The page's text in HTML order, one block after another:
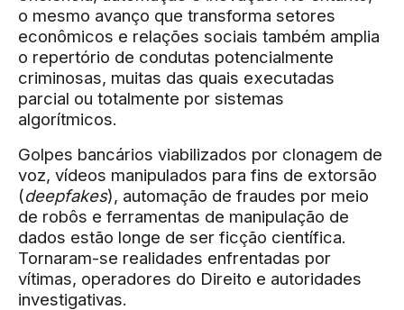
o mesmo avanço que transforma setores
econômicos e relações sociais também amplia
o repertório de condutas potencialmente
criminosas, muitas das quais executadas
parcial ou totalmente por sistemas
algorítmicos.
Golpes bancários viabilizados por clonagem de
voz, vídeos manipulados para fins de extorsão
(deepfakes), automação de fraudes por meio
de robôs e ferramentas de manipulação de
dados estão longe de ser ficção científica.
Tornaram-se realidades enfrentadas por
vítimas, operadores do Direito e autoridades
investigativas.